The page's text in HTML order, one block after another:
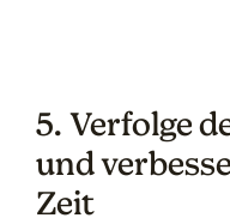
5. Verfolge
und
Zeit